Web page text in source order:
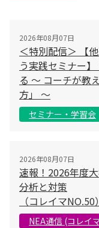
2026年08月07日
＜特別配信＞ 【
う実践セミナー
る 〜 コーチが教
方」 〜
セミナー・学習会
2026年08月07日
速報！2026年度
分析と対策
（コレイマNO.50）
NEA通信 (コレイ